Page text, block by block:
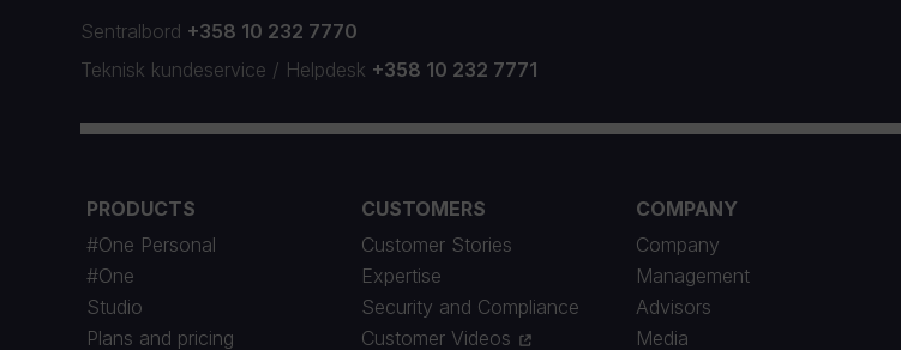
Sentralbord +358 10 232 7770
Teknisk kundeservice / Helpdesk +358 10 232 7771
PRODUCTS
#One Personal
#One
Studio
Plans and pricing
CUSTOMERS
Customer Stories
Expertise
Security and Compliance
Customer Videos
COMPANY
Company
Management
Advisors
Media